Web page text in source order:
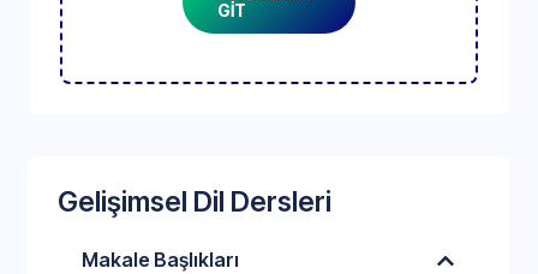
GİT
Gelişimsel Dil Dersleri
Makale Başlıkları